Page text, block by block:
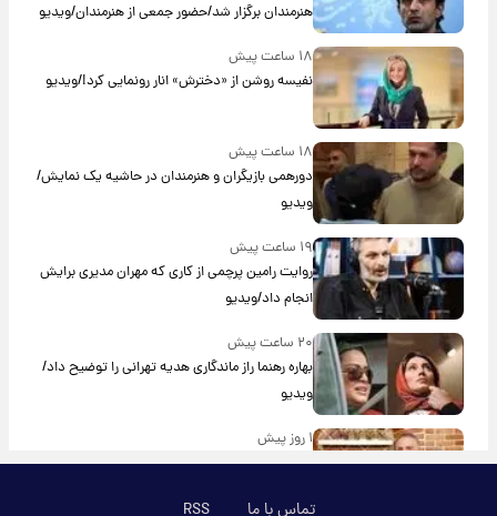
هنرمندان برگزار شد/حضور جمعی از هنرمندان/ویدیو
۱۸ ساعت پیش
نفیسه روشن از «دخترش» انار رونمایی کرد!/ویدیو
۱۸ ساعت پیش
دورهمی بازیگران و هنرمندان در حاشیه یک نمایش/
ویدیو
۱۹ ساعت پیش
روایت رامین پرچمی از کاری که مهران مدیری برایش
انجام داد/ویدیو
۲۰ ساعت پیش
بهاره رهنما راز ماندگاری هدیه تهرانی را توضیح داد/
ویدیو
۱ روز پیش
آشپز مشهور صداوسیما به کانادا مهاجرت کرد؟/
تماس با ما RSS